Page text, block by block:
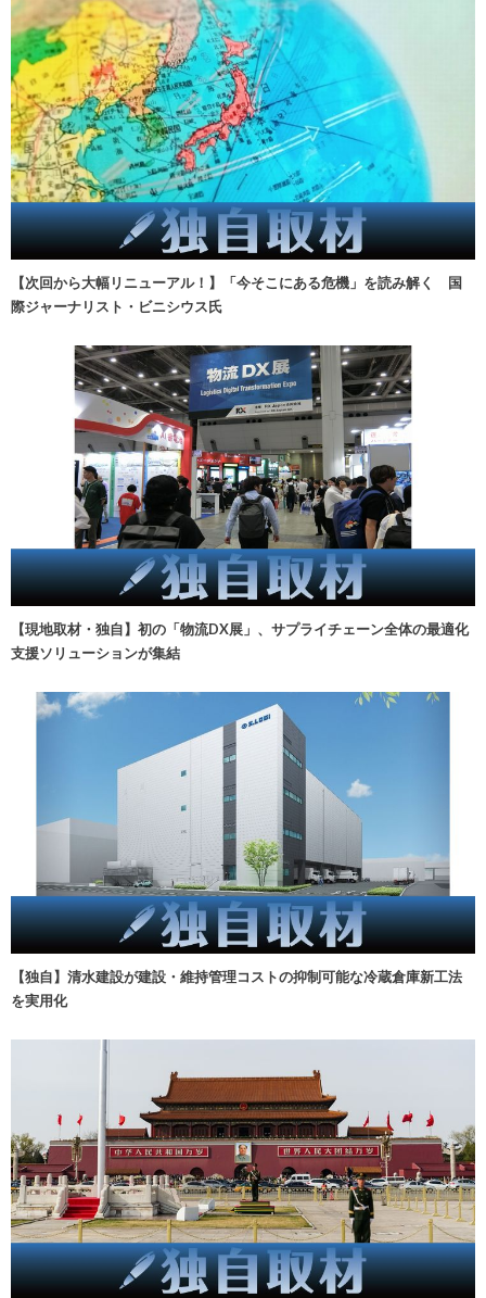
【次回から大幅リニューアル！】「今そこにある危機」を読み解く 国
際ジャーナリスト・ビニシウス氏
【現地取材・独自】初の「物流DX展」、サプライチェーン全体の最適化
支援ソリューションが集結
【独自】清水建設が建設・維持管理コストの抑制可能な冷蔵倉庫新工法
を実用化